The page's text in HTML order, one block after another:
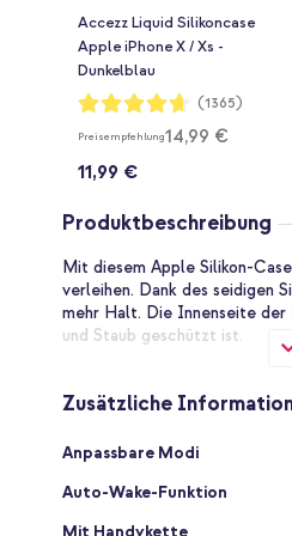
Accezz Liquid Silikoncase
Apple iPhone X / Xs -
Dunkelblau
Bewertung:
93%
(1365)
Preisempfehlung14,99 €
11,99 €
Produktbeschreibung
Mit diesem Apple Silikon-
verleihen. Dank des seidigen
mehr Halt. Die Innenseite
und Staub geschützt ist.
Apple ist bekannt für seine
Dieses Hüllenmodell wurde
Da die Hülle aus
Zusätzliche
Zusätzliche
Anpassbare Modi
Auto-Wake-Funktion